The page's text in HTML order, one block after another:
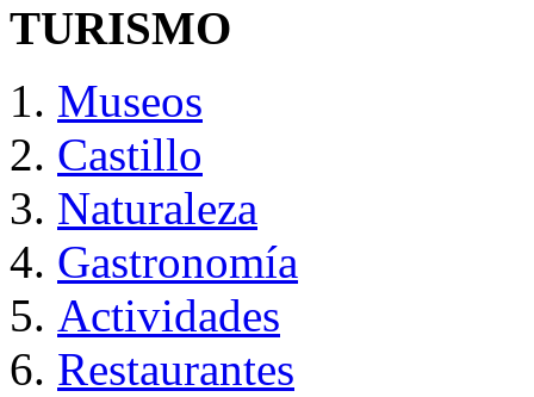
TURISMO
Museos
Castillo
Naturaleza
Gastronomía
Actividades
Restaurantes